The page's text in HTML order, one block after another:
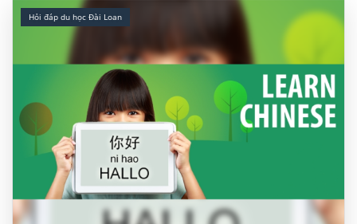
Hỏi đáp du học Đài Loan